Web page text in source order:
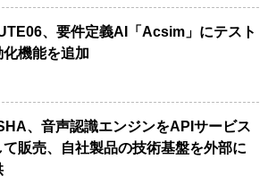
、要件定義AI「Acsim」にテスト
化機能を追加
、音声認識エンジンをAPIサービス
て販売、自社製品の技術基盤を外部に